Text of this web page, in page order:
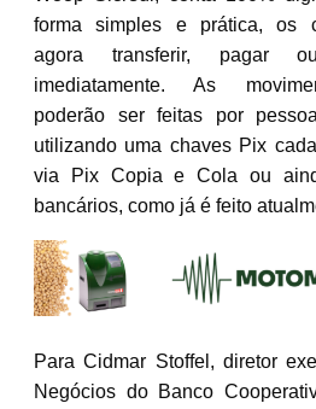
forma simples e prática, os
agora transferir, pagar
imediatamente. As
poderão ser feitas por
utilizando uma chaves Pix
via Pix Copia e Cola ou
bancários, como já é feito
Para Cidmar Stoffel, diretor
Negócios do Banco